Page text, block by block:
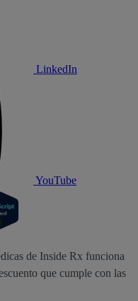
LinkedIn
YouTube
de Inside Rx funciona
que cumple con las